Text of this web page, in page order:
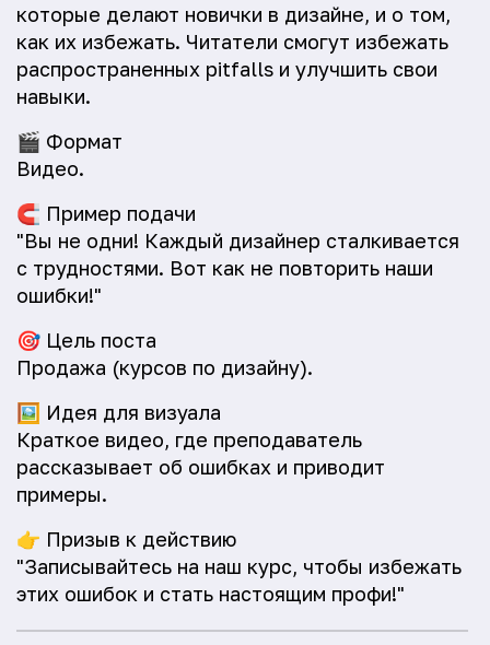
которые делают новички в дизайне, и о том,
как их избежать. Читатели смогут избежать
распространенных pitfalls и улучшить свои
навыки.
🎬 Формат
Видео.
🧲 Пример подачи
"Вы не одни! Каждый дизайнер сталкивается
с трудностями. Вот как не повторить наши
ошибки!"
🎯 Цель поста
Продажа (курсов по дизайну).
🖼️ Идея для визуала
Краткое видео, где преподаватель
рассказывает об ошибках и приводит
примеры.
👉 Призыв к действию
"Записывайтесь на наш курс, чтобы избежать
этих ошибок и стать настоящим профи!"